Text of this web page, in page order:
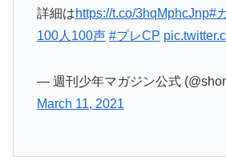
詳細はhttps://t.co/3hqMphcJnp#
100人100声 #プレCP
— 週刊少年マガジン公式
March 11, 2021